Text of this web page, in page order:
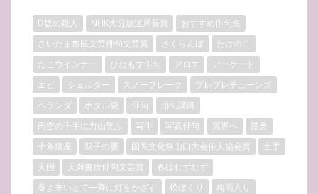
D坂の殺人 NHK大分放送局長賞
おすすめ俳句集
さいたま市民文芸俳句文芸賞
さくらんぼ
たけのこ
たこウインナー
ひねもす俳句 アロエ
アーケード
エビ
シェルター スノーフレーク
プレプレチューンズ
ベランダ
ホタル袋 俳句
俳句講師
円空の千手に力山笑ふ
写俳 写真俳句 冥界へ
勝美
十条銀座
双子の嬰 国民文化祭山口大会俳人協会賞
土手
天国
天満書房俳句文芸賞
春はむずむず
春よ来いとて一斉に灯をかざす
松ぼくり
梅雨入り